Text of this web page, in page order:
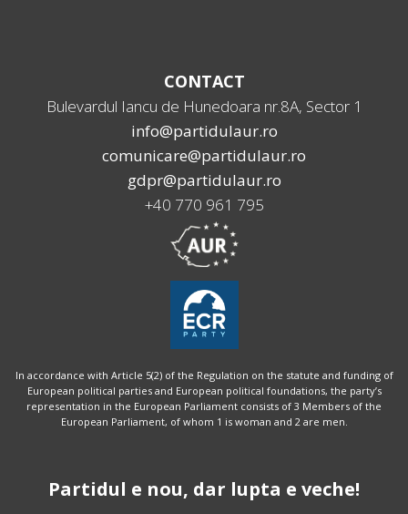
CONTACT
Bulevardul Iancu de Hunedoara nr.8A, Sector 1
info@partidulaur.ro
comunicare@partidulaur.ro
gdpr@partidulaur.ro
+40 770 961 795
In accordance with Article 5(2) of the Regulation on the statute and funding of
European political parties and European political foundations, the party’s
representation in the European Parliament consists of 3 Members of the
European Parliament, of whom 1 is woman and 2 are men.
Partidul e nou, dar lupta e veche!